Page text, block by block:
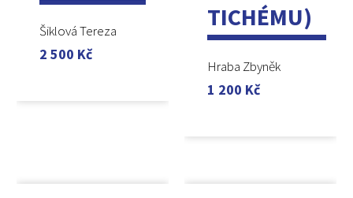
Šiklová Tereza
2 500 Kč
TICHÉMU)
Hraba Zbyněk
1 200 Kč